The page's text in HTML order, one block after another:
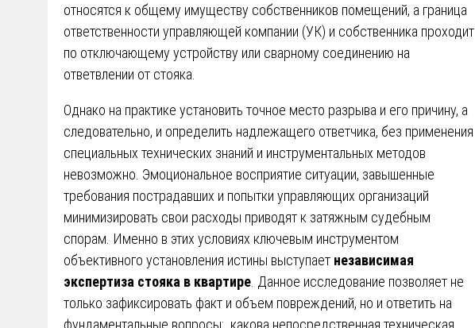
относятся к общему имуществу собственников помещений, а граница
ответственности управляющей компании (УК) и собственника проходит
по отключающему устройству или сварному соединению на
ответвлении от стояка.
Однако на практике установить точное место разрыва и его причину, а
следовательно, и определить надлежащего ответчика, без применения
специальных технических знаний и инструментальных методов
невозможно. Эмоциональное восприятие ситуации, завышенные
требования пострадавших и попытки управляющих организаций
минимизировать свои расходы приводят к затяжным судебным
спорам. Именно в этих условиях ключевым инструментом
объективного установления истины выступает независимая
экспертиза стояка в квартире . Данное исследование позволяет не
только зафиксировать факт и объем повреждений, но и ответить на
фундаментальные вопросы: какова непосредственная техническая